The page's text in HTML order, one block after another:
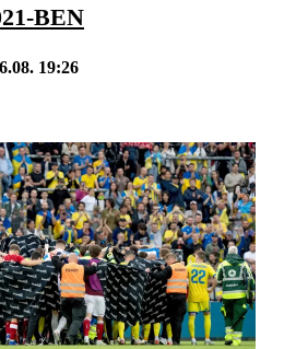
BEN
19:26